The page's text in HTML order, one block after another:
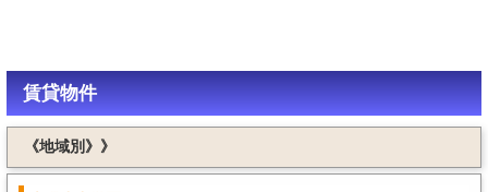
賃貸物件
《地域別》》